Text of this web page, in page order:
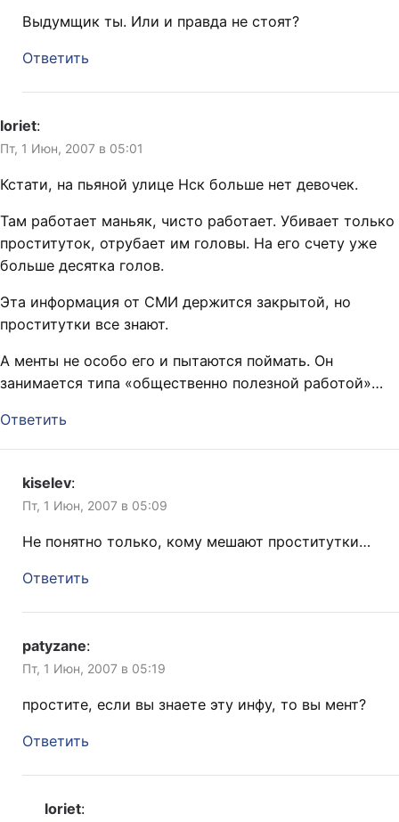
Выдумщик ты. Или и правда не стоят?
Ответить
loriet:
Пт, 1 Июн, 2007 в 05:01
Кстати, на пьяной улице Нск больше нет девочек.
Там работает маньяк, чисто работает. Убивает только
проституток, отрубает им головы. На его счету уже
больше десятка голов.
Эта информация от СМИ держится закрытой, но
проститутки все знают.
А менты не особо его и пытаются поймать. Он
занимается типа «общественно полезной работой»…
Ответить
kiselev:
Пт, 1 Июн, 2007 в 05:09
Не понятно только, кому мешают проститутки…
Ответить
patyzane:
Пт, 1 Июн, 2007 в 05:19
простите, если вы знаете эту инфу, то вы мент?
Ответить
loriet: